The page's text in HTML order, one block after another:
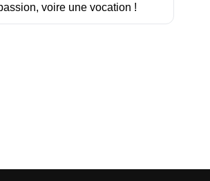
voire une vocation !